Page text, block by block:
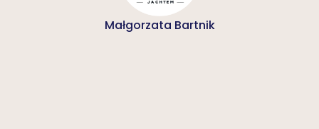
Małgorzata Bartnik